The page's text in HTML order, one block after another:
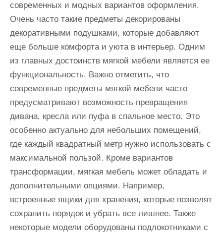
современных и модных вариантов оформления.
Очень часто такие предметы декорированы
декоративными подушками, которые добавляют
еще больше комфорта и уюта в интерьер. Одним
из главных достоинств мягкой мебели является ее
функциональность. Важно отметить, что
современные предметы мягкой мебели часто
предусматривают возможность превращения
дивана, кресла или пуфа в спальное место. Это
особенно актуально для небольших помещений,
где каждый квадратный метр нужно использовать с
максимальной пользой. Кроме вариантов
трансформации, мягкая мебель может обладать и
дополнительными опциями. Например,
встроенные ящики для хранения, которые позволят
сохранить порядок и убрать все лишнее. Также
некоторые модели оборудованы подлокотниками с